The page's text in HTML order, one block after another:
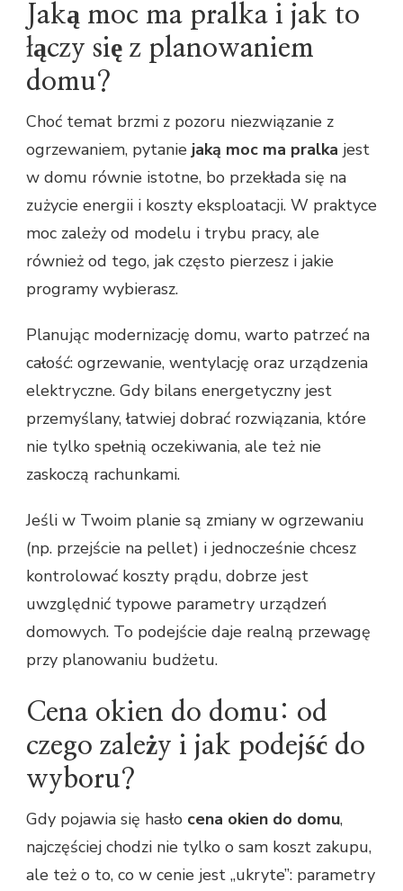
Jaką moc ma pralka i jak to
łączy się z planowaniem
domu?
Choć temat brzmi z pozoru niezwiązanie z
ogrzewaniem, pytanie jaką moc ma pralka jest
w domu równie istotne, bo przekłada się na
zużycie energii i koszty eksploatacji. W praktyce
moc zależy od modelu i trybu pracy, ale
również od tego, jak często pierzesz i jakie
programy wybierasz.
Planując modernizację domu, warto patrzeć na
całość: ogrzewanie, wentylację oraz urządzenia
elektryczne. Gdy bilans energetyczny jest
przemyślany, łatwiej dobrać rozwiązania, które
nie tylko spełnią oczekiwania, ale też nie
zaskoczą rachunkami.
Jeśli w Twoim planie są zmiany w ogrzewaniu
(np. przejście na pellet) i jednocześnie chcesz
kontrolować koszty prądu, dobrze jest
uwzględnić typowe parametry urządzeń
domowych. To podejście daje realną przewagę
przy planowaniu budżetu.
Cena okien do domu: od
czego zależy i jak podejść do
wyboru?
Gdy pojawia się hasło cena okien do domu,
najczęściej chodzi nie tylko o sam koszt zakupu,
ale też o to, co w cenie jest „ukryte”: parametry